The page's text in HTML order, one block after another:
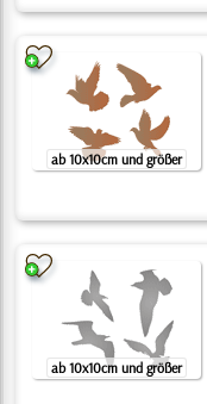
ab 10x10cm und größer
ab 10x10cm und größer